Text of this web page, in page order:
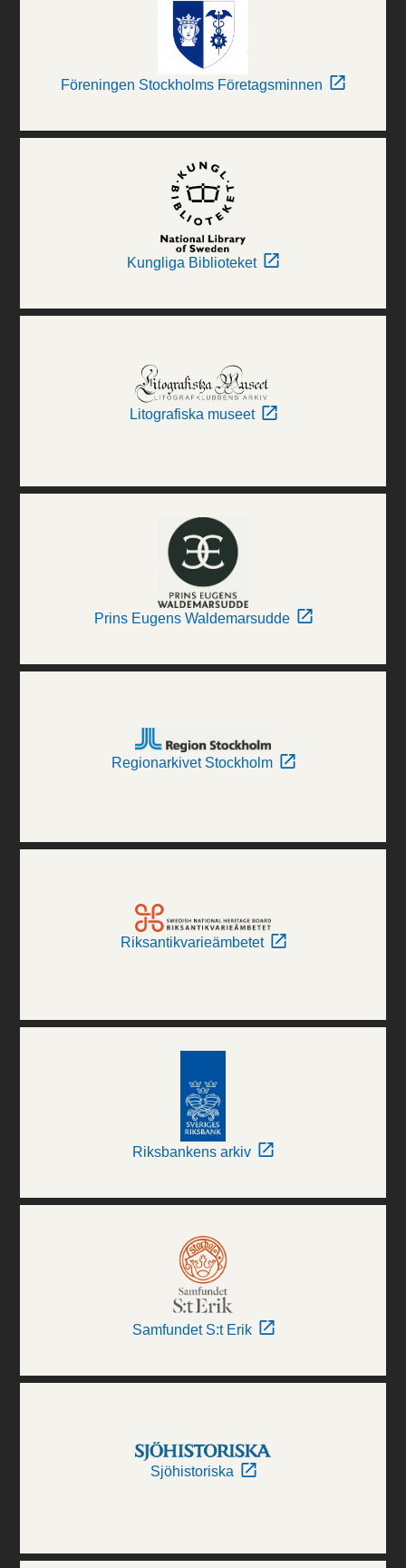
Föreningen Stockholms Företagsminnen
Kungliga Biblioteket
Litografiska museet
Prins Eugens Waldemarsudde
Regionarkivet Stockholm
Riksantikvarieämbetet
Riksbankens arkiv
Samfundet S:t Erik
Sjöhistoriska